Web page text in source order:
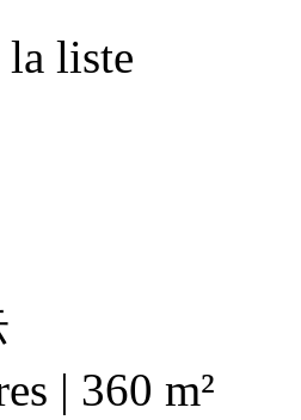
liste
| 360 m²